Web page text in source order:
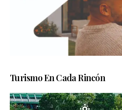
Turismo En Cada Rincón